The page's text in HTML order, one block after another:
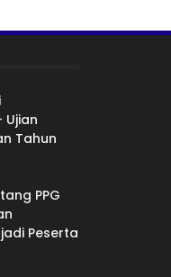
Ujian
Tahun
PPG
Peserta